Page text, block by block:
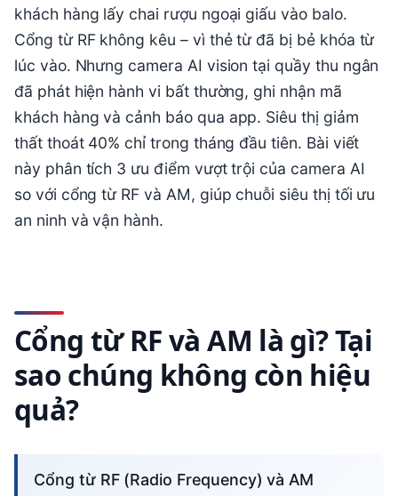
khách hàng lấy chai rượu ngoại giấu vào balo.
Cổng từ RF không kêu – vì thẻ từ đã bị bẻ khóa từ
lúc vào. Nhưng camera AI vision tại quầy thu ngân
đã phát hiện hành vi bất thường, ghi nhận mã
khách hàng và cảnh báo qua app. Siêu thị giảm
thất thoát 40% chỉ trong tháng đầu tiên. Bài viết
này phân tích 3 ưu điểm vượt trội của camera AI
so với cổng từ RF và AM, giúp chuỗi siêu thị tối ưu
an ninh và vận hành.
Cổng từ RF và AM là gì? Tại
sao chúng không còn hiệu
quả?
Cổng từ RF (Radio Frequency) và AM